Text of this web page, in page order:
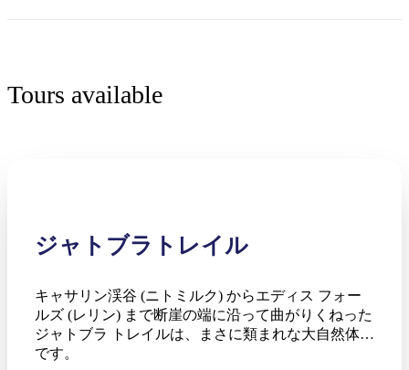
Tours available
ジャトブラトレイル
キャサリン渓谷 (ニトミルク) からエディス フォー
ルズ (レリン) まで断崖の端に沿って曲がりくねった
ジャトブラ トレイルは、まさに類まれな大自然体験
です。